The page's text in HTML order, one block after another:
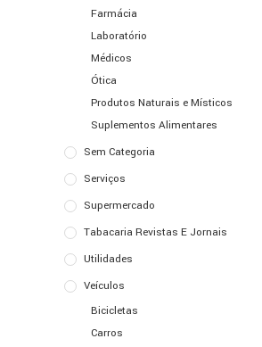
Farmácia
Laboratório
Médicos
Ótica
Produtos Naturais e Místicos
Suplementos Alimentares
Sem Categoria
Serviços
Supermercado
Tabacaria Revistas E Jornais
Utilidades
Veículos
Bicicletas
Carros